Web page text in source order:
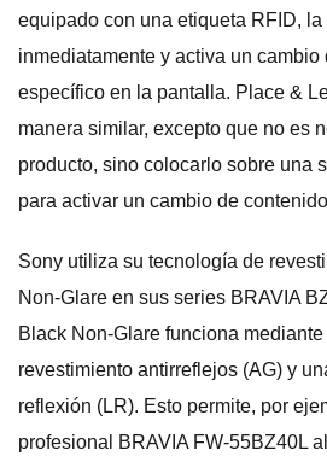
equipado con una etiqueta RFID,
inmediatamente y activa un cambio
específico en la pantalla. Place &
manera similar, excepto que no es
producto, sino colocarlo sobre una
para activar un cambio de
Sony utiliza su tecnología de
Non-Glare en sus series BRAVIA
Black Non-Glare funciona
revestimiento antirreflejos (AG) y
reflexión (LR). Esto permite, por
profesional BRAVIA FW-55BZ40L